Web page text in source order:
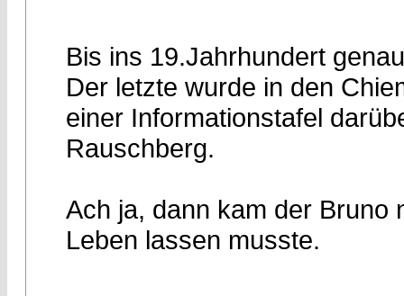
Bis ins 19.Jahrhundert
Der letzte wurde in den
einer Informationstafel
Rauschberg.
Ach ja, dann kam der Bruno
Leben lassen musste.